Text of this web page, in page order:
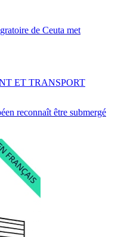
de Ceuta met
reconnaît être submergé
ET TRANSPORT